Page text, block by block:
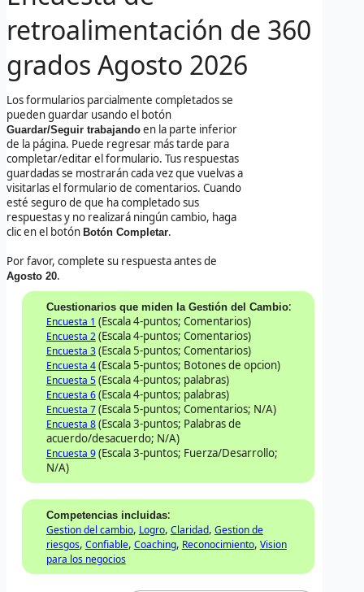
retroalimentación de 360
grados Agosto 2026
Los formularios parcialmente completados se
pueden guardar usando el botón
Guardar/Seguir trabajando en la parte inferior
de la página. Puede regresar más tarde para
completar/editar el formulario. Tus respuestas
guardadas se mostrarán cada vez que vuelvas a
visitarlas el formulario de comentarios. Cuando
esté seguro de que ha completado sus
respuestas y no realizará ningún cambio, haga
clic en el botón Botón Completar.
Por favor, complete su respuesta antes de
Agosto 20.
Cuestionarios que miden la Gestión del Cambio:
Encuesta 1 (Escala 4-puntos; Comentarios)
Encuesta 2(Escala 4-puntos; Comentarios)
Encuesta 3(Escala 5-puntos; Comentarios)
Encuesta 4(Escala 5-puntos; Botones de opcion)
Encuesta 5(Escala 4-puntos; palabras)
Encuesta 6(Escala 4-puntos; palabras)
Encuesta 7(Escala 5-puntos; Comentarios; N/A)
Encuesta 8(Escala 3-puntos; Palabras de
acuerdo/desacuerdo; N/A)
Encuesta 9(Escala 3-puntos; Fuerza/Desarrollo;
N/A)
Competencias incluidas:
Gestion del cambio, Logro, Claridad, Gestion de
riesgos, Confiable, Coaching, Reconocimiento, Vision
para los negocios